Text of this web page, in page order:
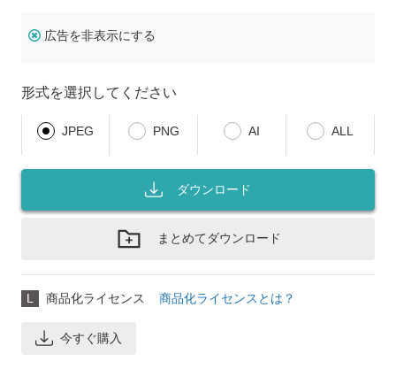
広告を非表示にする
形式を選択してください
JPEG PNG AI ALL
ダウンロード
まとめてダウンロード
L 商品化ライセンス 商品化ライセンスとは？
今すぐ購入